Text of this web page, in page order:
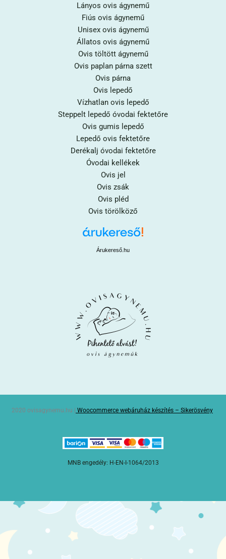
Lányos ovis ágynemű
Fiús ovis ágynemű
Unisex ovis ágynemű
Állatos ovis ágynemű
Ovis töltött ágynemű
Ovis paplan párna szett
Ovis párna
Ovis lepedő
Vízhatlan ovis lepedő
Steppelt lepedő óvodai fektetőre
Ovis gumis lepedő
Lepedő ovis fektetőre
Derékalj óvodai fektetőre
Óvodai kellékek
Ovis jel
Ovis zsák
Ovis pléd
Ovis törölköző
Árukereső.hu
2020 ovisagynemu.hu | Woocommerce webáruház készítés – Sikerösvény
MNB engedély: H-EN-I-1064/2013